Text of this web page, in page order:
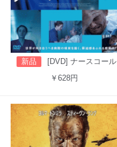
新品
[DVD] ナースコール
￥628円